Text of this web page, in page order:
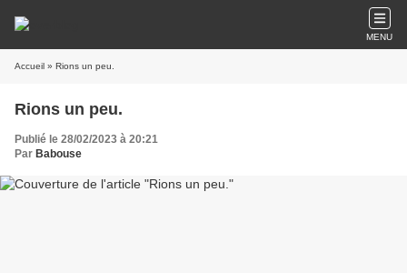
MENU
Accueil » Rions un peu.
Rions un peu.
Publié le 28/02/2023 à 20:21
Par Babouse